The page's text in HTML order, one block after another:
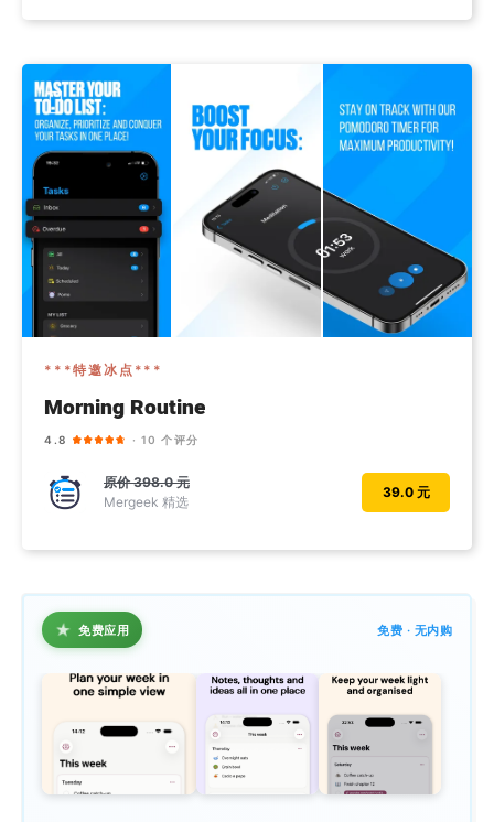
***特邀冰点***
Morning Routine
4.8 · 10 个评分
原价398.0 元
Mergeek 精选
39.0 元
★ 免费应用 免费 · 无内购